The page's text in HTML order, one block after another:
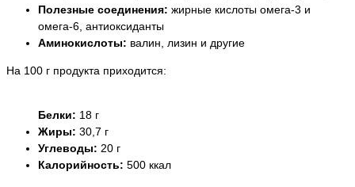
Полезные соединения: жирные кислоты омега-3 и
омега-6, антиоксиданты
Аминокислоты: валин, лизин и другие
На 100 г продукта приходится:
Белки: 18 г
Жиры: 30,7 г
Углеводы: 20 г
Калорийность: 500 ккал